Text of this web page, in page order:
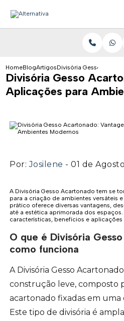
HomeBlogArtigosDivisória Gesso
Divisória Gesso
Aplicações para
Por:Josilene - 01 de
A Divisória Gesso Acartonado tem se
para a criação de ambientes versáteis
prático oferece diversas vantagens,
até a estética aprimorada dos
características, benefícios e
O que é Divisória
como funciona
A Divisória Gesso
construção leve, composto
acartonado fixadas em
Este tipo de divisória é